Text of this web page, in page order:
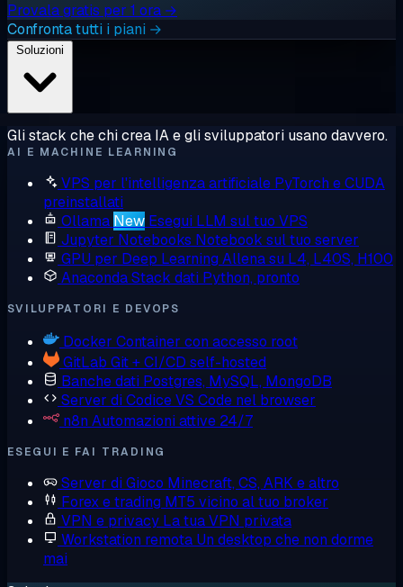
Provala gratis per 1 ora →
Confronta tutti i piani →
Gli stack che chi crea IA e gli sviluppatori usano davvero.
AI E MACHINE LEARNING
VPS per l'intelligenza artificiale PyTorch e CUDA
preinstallati
Ollama New Esegui LLM sul tuo VPS
Jupyter Notebooks Notebook sul tuo server
GPU per Deep Learning Allena su L4, L40S, H100
AnacondaStack dati Python, pronto
SVILUPPATORI E DEVOPS
Docker Container con accesso root
GitLab Git + CI/CD self-hosted
Banche dati Postgres, MySQL, MongoDB
Server di CodiceVS Code nel browser
n8n Automazioni attive 24/7
ESEGUI E FAI TRADING
Server di Gioco Minecraft, CS, ARK e altro
Forex e trading MT5 vicino al tuo broker
VPN e privacy La tua VPN privata
Workstation remota Un desktop che non dorme
mai